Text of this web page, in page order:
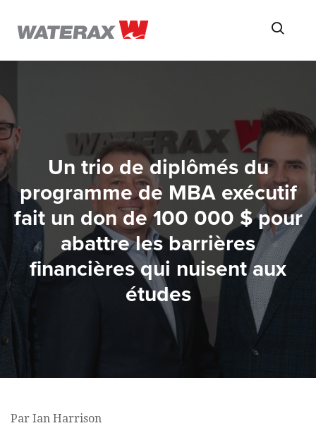
ON
ROAD
WATSON
Un trio de diplômés du
programme de MBA exécutif
fait un don de 100 000 $ pour
abattre les barrières
financières qui nuisent aux
études
Par Ian Harrison